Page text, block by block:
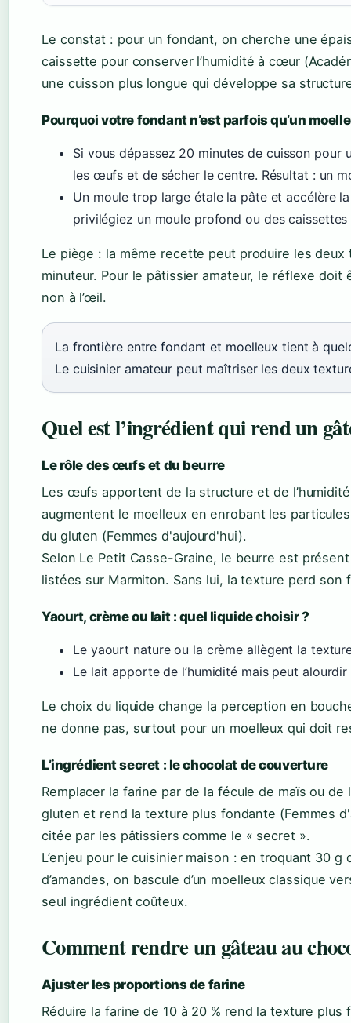
Le constat : pour un fondant, on cherche une
caissette pour conserver l’humidité à cœur
une cuisson plus longue qui développe sa
Pourquoi votre fondant n’est parfois qu’un
Si vous dépassez 20 minutes de cuisson
les œufs et de sécher le centre. Résultat : un
Un moule trop large étale la pâte et accélère
privilégiez un moule profond ou des
Le piège : la même recette peut produire les
minuteur. Pour le pâtissier amateur, le réflexe
non à l’œil.
La frontière entre fondant et moelleux tient à
Le cuisinier amateur peut maîtriser les deux
Quel est l’ingrédient qui rend un
Le rôle des œufs et du beurre
Les œufs apportent de la structure et de
augmentent le moelleux en enrobant les
du gluten (Femmes d'aujourd'hui).
Selon Le Petit Casse-Graine, le beurre est
listées sur Marmiton. Sans lui, la texture perd son
Yaourt, crème ou lait : quel liquide choisir ?
Le yaourt nature ou la crème allègent la
Le lait apporte de l’humidité mais peut
Le choix du liquide change la perception en
ne donne pas, surtout pour un moelleux qui doit
L’ingrédient secret : le chocolat de couverture
Remplacer la farine par de la fécule de maïs ou de
gluten et rend la texture plus fondante (Femmes
citée par les pâtissiers comme le « secret ».
L’enjeu pour le cuisinier maison : en troquant 30
d’amandes, on bascule d’un moelleux classique
seul ingrédient coûteux.
Comment rendre un gâteau au
Ajuster les proportions de farine
Réduire la farine de 10 à 20 % rend la texture